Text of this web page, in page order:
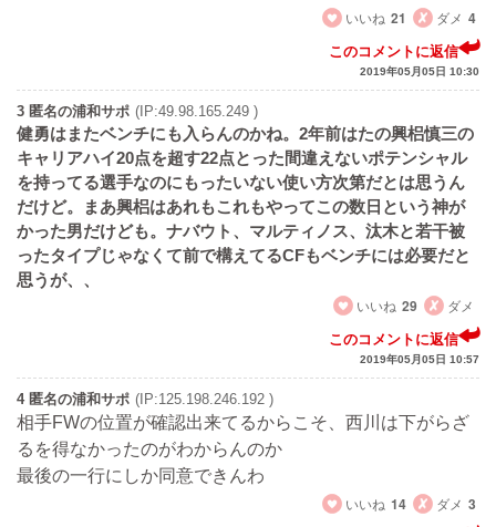
いいね 21 ダメ 4
このコメントに返信
2019年05月05日 10:30
3 匿名の浦和サポ (IP:49.98.165.249 )
健勇はまたベンチにも入らんのかね。2年前はたの興梠慎三の
キャリアハイ20点を超す22点とった間違えないポテンシャル
を持ってる選手なのにもったいない使い方次第だとは思うん
だけど。まあ興梠はあれもこれもやってこの数日という神が
かった男だけども。ナバウト、マルティノス、汰木と若干被
ったタイプじゃなくて前で構えてるCFもベンチには必要だと
思うが、、
いいね 29 ダメ
このコメントに返信
2019年05月05日 10:57
4 匿名の浦和サポ (IP:125.198.246.192 )
相手FWの位置が確認出来てるからこそ、西川は下がらざ
るを得なかったのがわからんのか
最後の一行にしか同意できんわ
いいね 14 ダメ 3